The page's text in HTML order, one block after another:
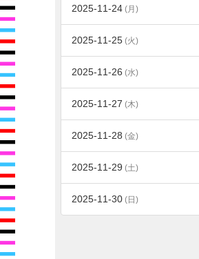
2025-11-24(月)
2025-11-25(火)
2025-11-26 (水)
2025-11-27 (木)
2025-11-28 (金)
2025-11-29 (土)
2025-11-30(日)